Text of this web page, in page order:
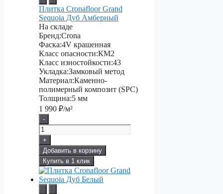
Плитка Cronafloor Grand
Sequoia Дуб Амберный
На складе
Бренд:Crona
Фаска:4V крашенная
Класс опасности:КМ2
Класс изностойкости:43
Укладка:Замковый метод
Материал:Каменно-
полимерный композит (SPC)
Толщина:5 мм
1 990 ₽/м²
-
+
Добавить в корзину
Купить в 1 клик